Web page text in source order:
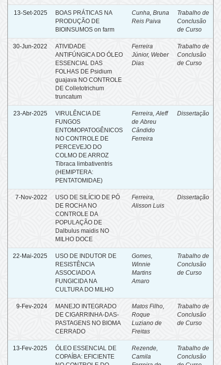
13-Set-2025
BOAS PRÁTICAS NA
PRODUÇÃO DE
BIOINSUMOS on farm
Cunha, Bruna
Reis Paiva
Trabalho de
Conclusão
de Curso
30-Jun-2022
ATIVIDADE
ANTIFÚNGICA DO ÓLEO
ESSENCIAL DAS
FOLHAS DE Psidium
guajava NO CONTROLE
DE Colletotrichum
truncatum
Ferreira
Júnior, Weber
Dias
Trabalho de
Conclusão
de Curso
23-Abr-2025
VIRULÊNCIA DE
FUNGOS
ENTOMOPATOGÊNICOS
NO CONTROLE DE
PERCEVEJO DO
COLMO DE ARROZ
Tibraca limbativentris
(HEMIPTERA:
PENTATOMIDAE)
Ferreira, Aleff
de Abreu
Cândido
Ferreira
Dissertação
7-Nov-2022
USO DE SILÍCIO DE PÓ
DE ROCHA NO
CONTROLE DA
POPULAÇÃO DE
Dalbulus maidis NO
MILHO DOCE
Ferreira,
Alisson Luis
Dissertação
22-Mai-2025
USO DE INDUTOR DE
RESISTÊNCIA
ASSOCIADO A
FUNGICIDA NA
CULTURA DO MILHO
Gomes,
Winnie
Martins
Amaro
Trabalho de
Conclusão
de Curso
9-Fev-2024
MANEJO INTEGRADO
DE CIGARRINHA-DAS-
PASTAGENS NO BIOMA
CERRADO
Matos Filho,
Roque
Luziano de
Freitas
Trabalho de
Conclusão
de Curso
13-Fev-2025
ÓLEO ESSENCIAL DE
COPAÍBA: EFICIENTE
Rezende,
Camila
Trabalho de
Conclusão